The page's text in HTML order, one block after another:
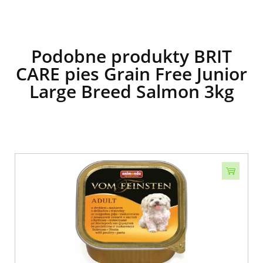
Podobne produkty BRIT
CARE pies Grain Free Junior
Large Breed Salmon 3kg